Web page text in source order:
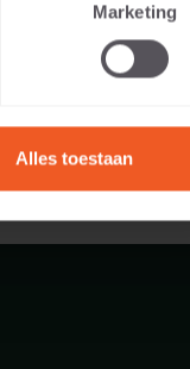
Marketing
Alles toestaan